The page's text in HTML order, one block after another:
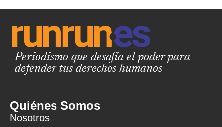
Periodismo que desafía el poder para
defender tus derechos humanos
Quiénes Somos
Nosotros